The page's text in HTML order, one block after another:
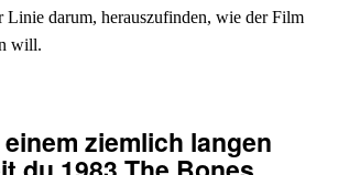
Linie darum, herauszufinden, wie der Film
will.
ziemlich langen